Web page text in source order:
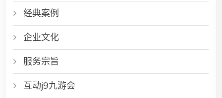
经典案例
企业文化
服务宗旨
互动j9九游会